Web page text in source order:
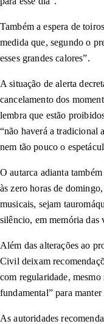
Também a espera de
medida que, segundo o
esses grandes calores”.
A situação de alerta
cancelamento dos
lembra que estão
“não haverá a tradicional
nem tão pouco o
O autarca adianta
às zero horas de
musicais, sejam
silêncio, em memória das
Além das alterações ao
Civil deixam
com regularidade, mesmo
fundamental” para
As autoridades